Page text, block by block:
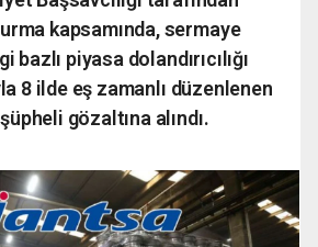
kapsamında, sermaye
bazlı piyasa dolandırıcılığı
8 ilde eş zamanlı düzenlenen
gözaltına alındı.